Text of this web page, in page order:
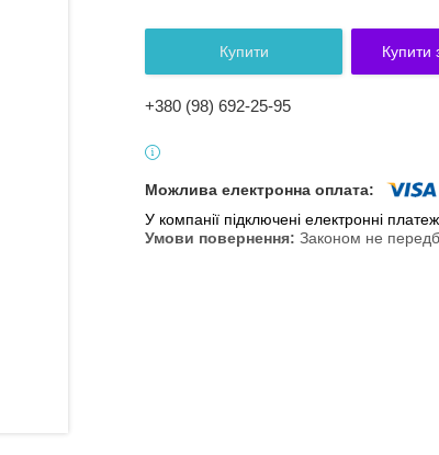
Купити Купити
+380 (98) 692-25-95
У компанії підключені електронні
Законом не